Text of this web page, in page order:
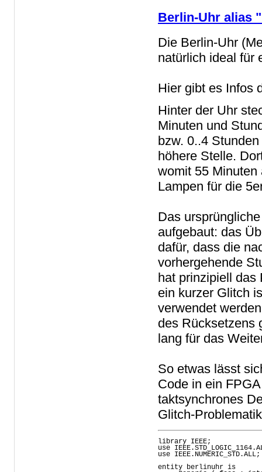
Berlin-Uhr alias
Die Berlin-Uhr
natürlich ideal für
Hier gibt es Infos
Hinter der Uhr
Minuten und
bzw. 0..4
höhere Stelle.
womit 55
Lampen für die
Das
aufgebaut: das
dafür, dass die
vorhergehende
hat prinzipiell
ein kurzer Glitch
verwendet
des Rücksetzens
lang für das
So etwas lässt
Code in ein
taktsynchrones
Glitch-
library IEEE;
use
use IEEE.NUMERIC_STD.ALL;
entity berlinuhr is